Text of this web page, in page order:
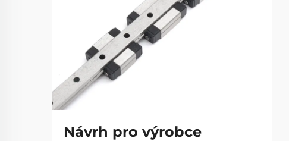
Návrh pro výrobce